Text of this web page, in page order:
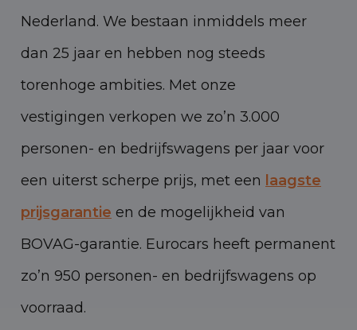
Nederland. We bestaan inmiddels meer
dan 25 jaar en hebben nog steeds
torenhoge ambities. Met onze
vestigingen verkopen we zo’n 3.000
personen- en bedrijfswagens per jaar voor
een uiterst scherpe prijs, met een laagste
prijsgarantie en de mogelijkheid van
BOVAG-garantie. Eurocars heeft permanent
zo’n 950 personen- en bedrijfswagens op
voorraad.